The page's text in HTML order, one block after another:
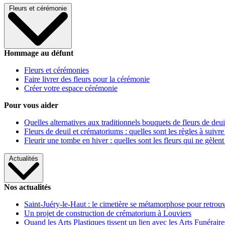
Fleurs et cérémonie
Hommage au défunt
Fleurs et cérémonies
Faire livrer des fleurs pour la cérémonie
Créer votre espace cérémonie
Pour vous aider
Quelles alternatives aux traditionnels bouquets de fleurs de
Fleurs de deuil et crématoriums : quelles sont les règles à
Fleurir une tombe en hiver : quelles sont les fleurs qui ne gèlent
Actualités
Nos actualités
Saint-Juéry-le-Haut : le cimetière se métamorphose pour
Un projet de construction de crématorium à Louviers
Quand les Arts Plastiques tissent un lien avec les Arts